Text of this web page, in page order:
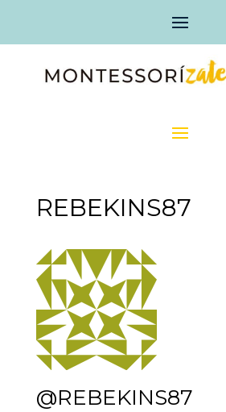
REBEKINS87
@REBEKINS87